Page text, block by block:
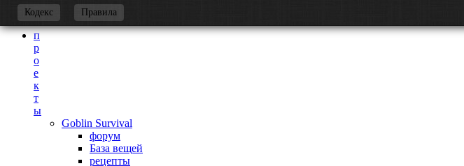
Кодекс Правила
п
р
о
е
к
т
ы
Goblin Survival
форум
База вещей
рецепты